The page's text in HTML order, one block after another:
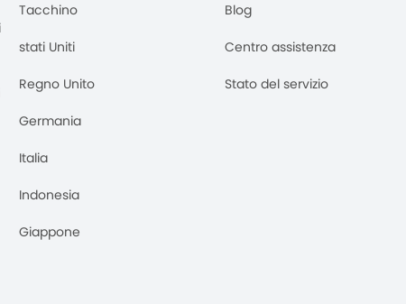
Tacchino
stati Uniti
Regno Unito
Germania
Italia
Indonesia
Giappone
Blog
Centro assistenza
Stato del servizio